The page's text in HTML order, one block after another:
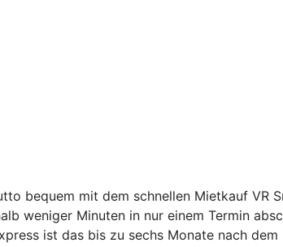
bequem mit dem schnellen Mietkauf VR
weniger Minuten in nur einem Termin
ist das bis zu sechs Monate nach dem